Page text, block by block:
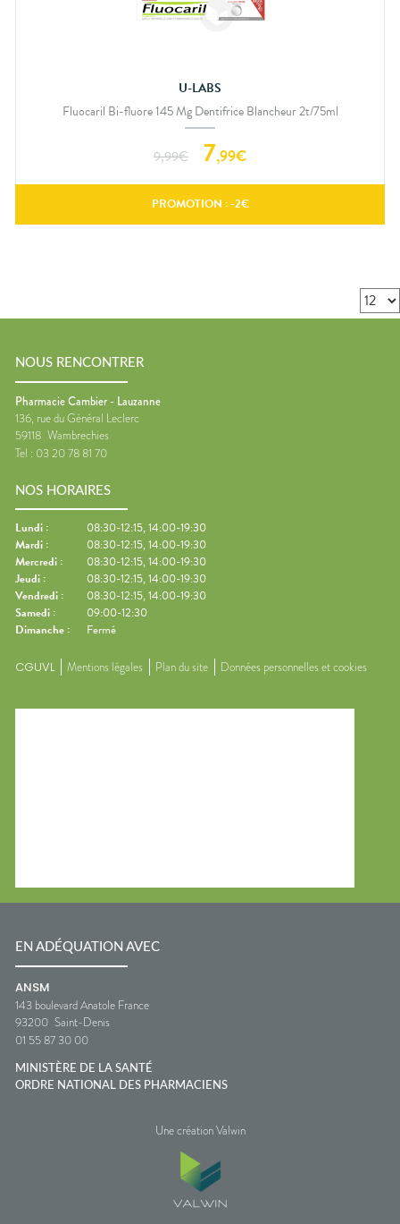
U-LABS
Fluocaril Bi-fluore 145 Mg Dentifrice Blancheur 2t/75ml
9,99€ 7,99€
PROMOTION : -2€
NOUS RENCONTRER
Pharmacie Cambier - Lauzanne
136, rue du Général Leclerc
59118 Wambrechies
Tel : 03 20 78 81 70
NOS HORAIRES
Lundi :
08:30-12:15, 14:00-19:30
Mardi :
08:30-12:15, 14:00-19:30
Mercredi :
08:30-12:15, 14:00-19:30
Jeudi :
08:30-12:15, 14:00-19:30
Vendredi :
08:30-12:15, 14:00-19:30
Samedi :
09:00-12:30
Dimanche : Fermé
CGUVL Mentions légales Plan du site Données personnelles et cookies
EN ADÉQUATION AVEC
ANSM
143 boulevard Anatole France
93200 Saint-Denis
01 55 87 30 00
MINISTÈRE DE LA SANTÉ
ORDRE NATIONAL DES PHARMACIENS
Une création Valwin